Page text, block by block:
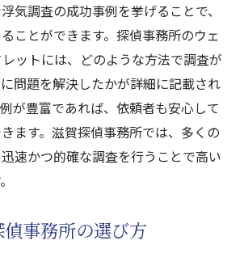
気調査の成功事例を挙げることで、
ことができます。探偵事務所のウェ
ットには、どのような方法で調査が
問題を解決したかが詳細に記載され
が豊富であれば、依頼者も安心して
ます。滋賀探偵事務所では、多くの
速かつ的確な調査を行うことで高い
事務所の選び方